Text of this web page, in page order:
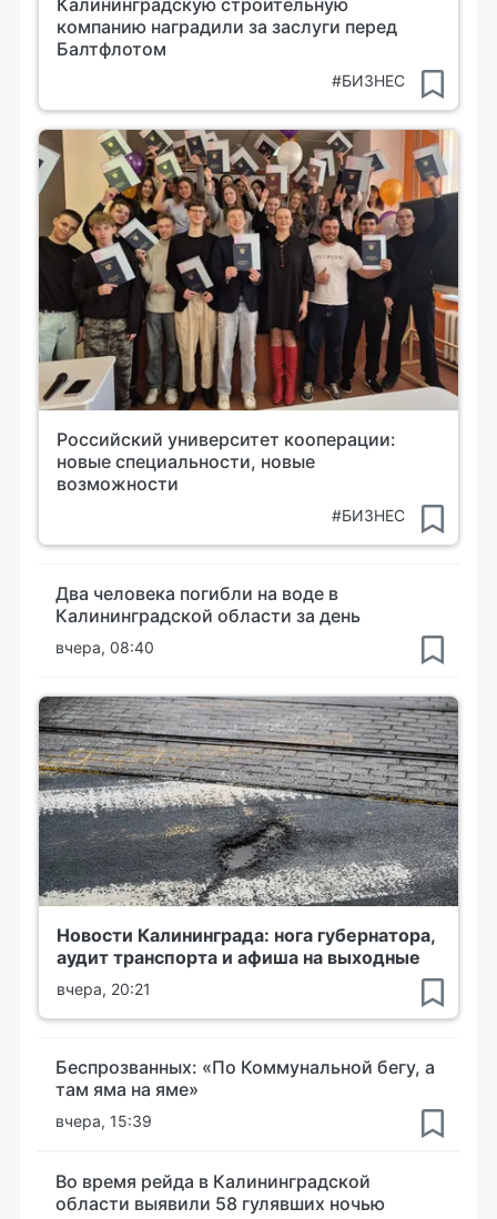
Калининградскую строительную
компанию наградили за заслуги перед
Балтфлотом
#БИЗНЕС
Российский университет кооперации:
новые специальности, новые
возможности
#БИЗНЕС
Два человека погибли на воде в
Калининградской области за день
вчера, 08:40
Новости Калининграда: нога губернатора,
аудит транспорта и афиша на выходные
вчера, 20:21
Беспрозванных: «По Коммунальной бегу, а
там яма на яме»
вчера, 15:39
Во время рейда в Калининградской
области выявили 58 гулявших ночью